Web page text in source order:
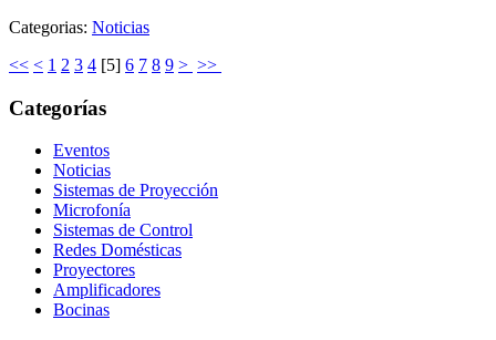
Categorias: Noticias
<< < 1 2 3 4 [5] 6 7 8 9 > >>
Categorías
Eventos
Noticias
Sistemas de Proyección
Microfonía
Sistemas de Control
Redes Domésticas
Proyectores
Amplificadores
Bocinas